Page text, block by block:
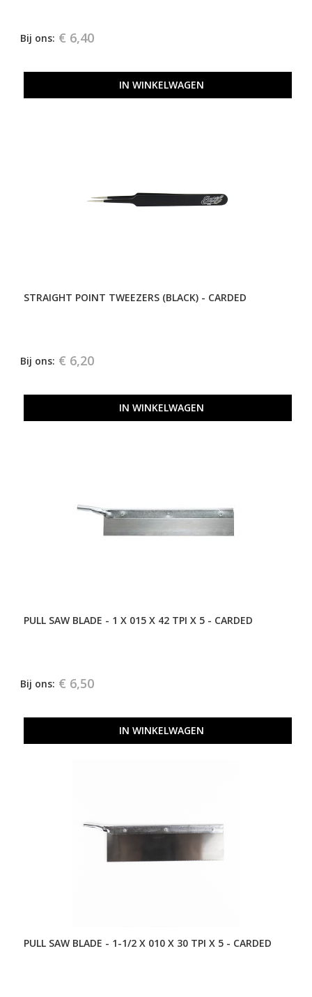
Bij ons: € 6,40
IN WINKELWAGEN
STRAIGHT POINT TWEEZERS (BLACK) - CARDED
Bij ons: € 6,20
IN WINKELWAGEN
PULL SAW BLADE - 1 X 015 X 42 TPI X 5 - CARDED
Bij ons: € 6,50
IN WINKELWAGEN
PULL SAW BLADE - 1-1/2 X 010 X 30 TPI X 5 - CARDED